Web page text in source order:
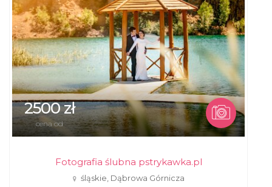
2500 zł
cena od
Fotografia ślubna pstrykawka.pl
śląskie, Dąbrowa Górnicza